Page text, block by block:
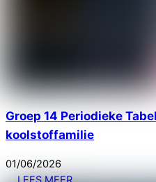
Groep 14 Periodieke
koolstoffamilie
01/06/2026